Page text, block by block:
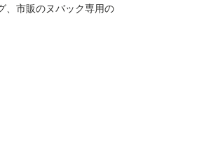
、市販のヌバック専用の